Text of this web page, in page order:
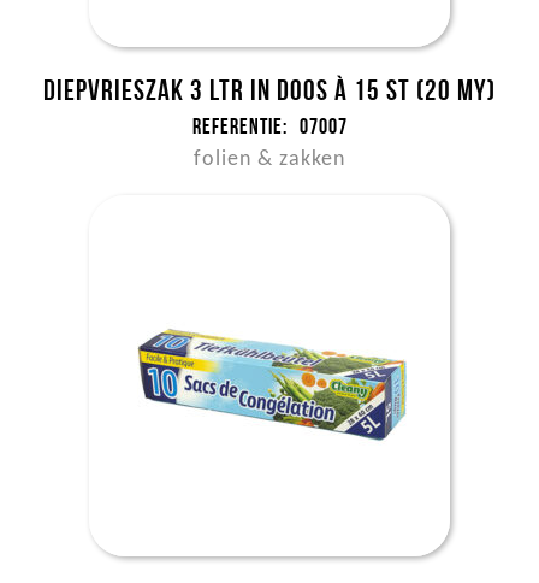
Diepvrieszak 3 ltr in doos à 15 st (20 my)
Referentie: 07007
folien & zakken